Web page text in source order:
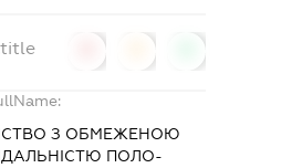
З ОБМЕЖЕНОЮ
ПОЛО-